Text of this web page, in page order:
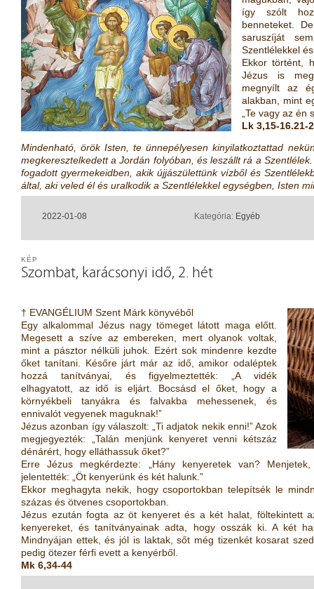
így szólt
benneteket.
saruszíját
Szentlélekkel
Ekkor történt,
Jézus is
megnyílt az
alakban, mint
„Te vagy az
Lk 3,15-16.21-
Mindenható, örök Isten, te ünnepélyesen kinyilatkoztattad
megkeresztelkedett a Jordán folyóban, és leszállt rá a
fogadott gyermekeidben, akik újjászülettünk vízből és
által, aki veled él és uralkodik a Szentlélekkel egységben, Isten
2022-01-08 Kategória: Egyéb
Szombat, karácsonyi idő, 2. hét
KÉP
† EVANGÉLIUM Szent Márk könyvéből
Egy alkalommal Jézus nagy tömeget látott maga előtt.
Megesett a szíve az embereken, mert olyanok voltak,
mint a pásztor nélküli juhok. Ezért sok mindenre kezdte
őket tanítani. Későre járt már az idő, amikor odaléptek
hozzá tanítványai, és figyelmeztették: „A vidék
elhagyatott, az idő is eljárt. Bocsásd el őket, hogy a
környékbeli tanyákra és falvakba mehessenek, és
ennivalót vegyenek maguknak!”
Jézus azonban így válaszolt: „Ti adjatok nekik enni!” Azok
megjegyezték: „Talán menjünk kenyeret venni kétszáz
dénárért, hogy elláthassuk őket?”
Erre Jézus megkérdezte: „Hány kenyeretek van?
jelentették: „Öt kenyerünk és két halunk.”
Ekkor meghagyta nekik, hogy csoportokban telepítsék le
százas és ötvenes csoportokban.
Jézus ezután fogta az öt kenyeret és a két halat, föltekintett
kenyereket, és tanítványainak adta, hogy osszák ki. A két
Mindnyájan ettek, és jól is laktak, sőt még tizenkét kosarat
pedig ötezer férfi evett a kenyérből.
Mk 6,34-44